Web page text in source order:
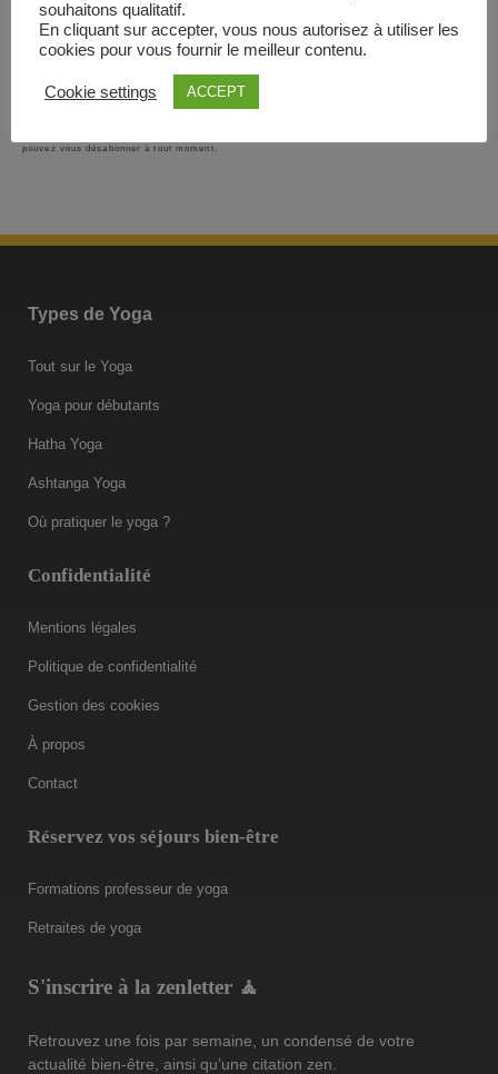
Je reçois mes fiches
revendue. En vous inscrivant ici, vous recevrez des articles, vidéos, offres commerciales,
pouvez vous désabonner à tout moment.
Types de Yoga
Tout sur le Yoga
Yoga pour débutants
Hatha Yoga
Ashtanga Yoga
Où pratiquer le yoga ?
Confidentialité
Mentions légales
Politique de confidentialité
Gestion des cookies
À propos
Contact
Réservez vos séjours bien-être
Formations professeur de yoga
Retraites de yoga
S'inscrire à la zenletter 🧘
Retrouvez une fois par semaine, un condensé de votre
actualité bien-être, ainsi qu’une citation zen.
souhaitons qualitatif.
En cliquant sur accepter, vous nous autorisez à utiliser les
cookies pour vous fournir le meilleur contenu.
Cookie settings ACCEPT